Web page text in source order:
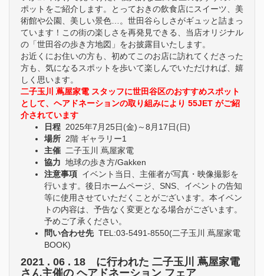
ポットをご紹介します。とっておきの飲食店にスイーツ、美
術館や公園、美しい景色…。世田谷らしさがギュッと詰まっ
ています！この街の楽しさを再発見できる、当店オリジナル
の「世田谷の歩き方地図」をお披露目いたします。
お近くにお住いの方も、初めてこのお店に訪れてくださった
方も、気になるスポットを歩いて楽しんでいただければ、嬉
しく思います。
二子玉川 蔦屋家電 スタッフに世田谷区のおすすめスポット
として、ヘアドネーションの取り組みにより 55JET がご紹
介されています
日程 2025年7月25日(金)～8月17日(日)
場所 2階 ギャラリー1
主催 二子玉川 蔦屋家電
協力 地球の歩き方/Gakken
注意事項 イベント当日、主催者が写真・映像撮影を
行います。後日ホームページ、SNS、イベントの告知
等に使用させていただくことがございます。本イベン
トの内容は、予告なく変更となる場合がございます。
予めご了承ください。
問い合わせ先 TEL:03-5491-8550(二子玉川 蔦屋家電
BOOK)
2021 . 06 . 18 に行われた 二子玉川 蔦屋家電
さん主催の ヘアドネーション フェア